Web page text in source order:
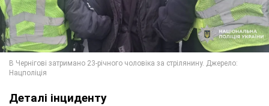
Деталі інциденту